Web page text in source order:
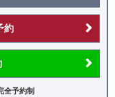
約
全予約制